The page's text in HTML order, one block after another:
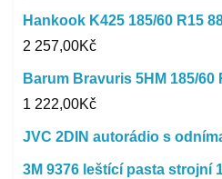
Hankook K425 185/60 R15
2 257,00Kč
Barum Bravuris 5HM 185/60
1 222,00Kč
JVC 2DIN autorádio s
3M 9376 leštící pasta strojní 1